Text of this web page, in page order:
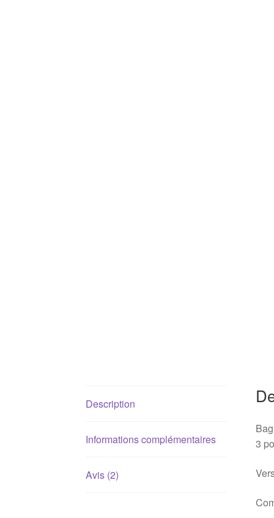
Description
Informations complémentaires
Avis (2)
3